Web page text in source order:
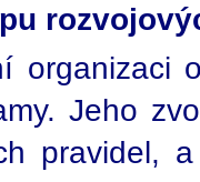
organizaci
Jeho
pravidel,